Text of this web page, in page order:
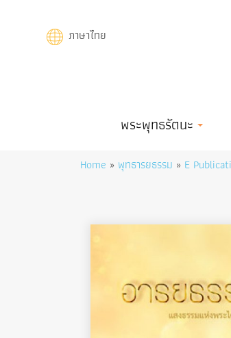
ภาษาไทย
navigationพระพุทธรัตนะ
Breadcrumb
Home พุทธารยธรรม E